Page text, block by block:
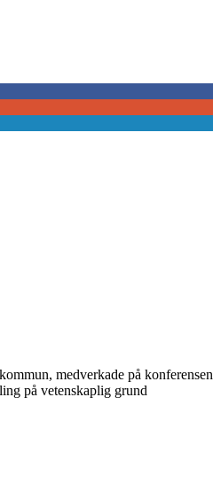
medverkade på konferensen
på vetenskaplig grund